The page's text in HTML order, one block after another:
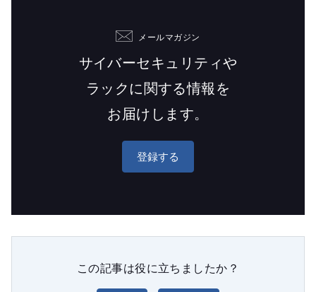
メールマガジン
サイバーセキュリティや
ラックに関する情報を
お届けします。
登録する
この記事は役に立ちましたか？